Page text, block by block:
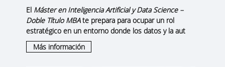
El Máster en Inteligencia Artificial y Data Science –
Doble Título MBAte prepara para ocupar un rol
estratégico en un entorno donde los datos y la aut
Más información